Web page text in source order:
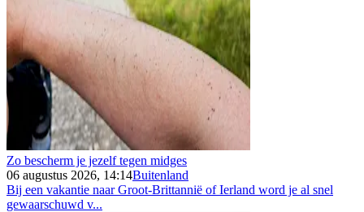
Zo bescherm je jezelf tegen midges
06 augustus 2026, 14:14Buitenland
Bij een vakantie naar Groot-Brittannië of Ierland word je al snel
gewaarschuwd v...